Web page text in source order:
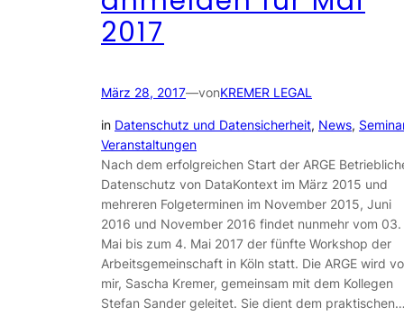
2017
März 28, 2017—vonKREMER LEGAL
in Datenschutz und Datensicherheit, News,
Veranstaltungen
Nach dem erfolgreichen Start der ARGE
Datenschutz von DataKontext im März 2015 und
mehreren Folgeterminen im November 2015, Juni
2016 und November 2016 findet nunmehr vom 03.
Mai bis zum 4. Mai 2017 der fünfte Workshop der
Arbeitsgemeinschaft in Köln statt. Die ARGE wird
mir, Sascha Kremer, gemeinsam mit dem Kollegen
Stefan Sander geleitet. Sie dient dem praktischen…